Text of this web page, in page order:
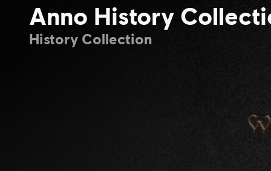
Anno History
History Collection